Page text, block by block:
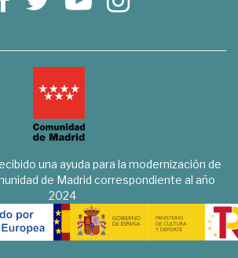
una ayuda para la modernización de
de Madrid correspondiente al año
2024